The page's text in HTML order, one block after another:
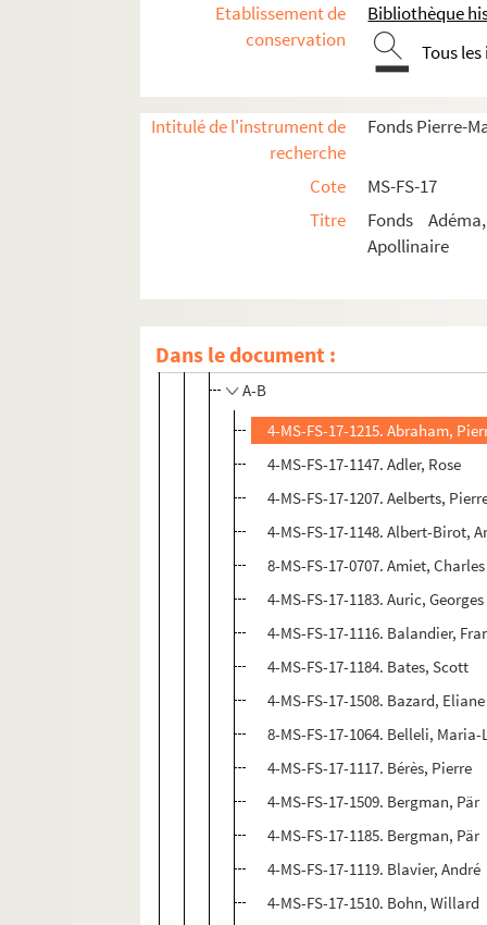
Etablissement de
conservation
Bibliothèque
Tous
Intitulé de l'instrument de
recherche
Fonds Pierre-
Cote
MS-FS-17
Titre
Fonds
Apollinaire
Dans le document :
Guillaume Apollinaire
Lettres à Pierre-Marcel Adéma
A-B
4-MS-FS-17-1215. Abraham,
4-MS-FS-17-1147. Adler, Rose
4-MS-FS-17-1207. Aelberts,
4-MS-FS-17-1148. Albert-Birot,
8-MS-FS-17-0707. Amiet, Charles
4-MS-FS-17-1183. Auric, Georges
4-MS-FS-17-1116. Balandier,
4-MS-FS-17-1184. Bates, Scott
4-MS-FS-17-1508. Bazard, Eliane
8-MS-FS-17-1064. Belleli, Maria-
4-MS-FS-17-1117. Bérès, Pierre
4-MS-FS-17-1509. Bergman, Pär
4-MS-FS-17-1185. Bergman, Pär
4-MS-FS-17-1119. Blavier, André
4-MS-FS-17-1510. Bohn, Willard